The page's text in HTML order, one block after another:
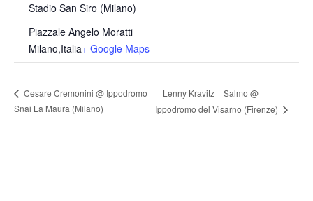
Stadio San Siro (Milano)
Piazzale Angelo Moratti
Milano,Italia+ Google Maps
Cesare Cremonini @ Ippodromo
Snai La Maura (Milano)
Lenny Kravitz + Salmo @
Ippodromo del Visarno (Firenze)